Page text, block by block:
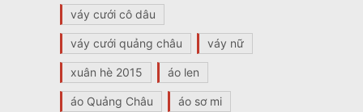
váy cưới cô dâu
váy cưới quảng châu váy nữ
xuân hè 2015 áo len
áo Quảng Châu áo sơ mi